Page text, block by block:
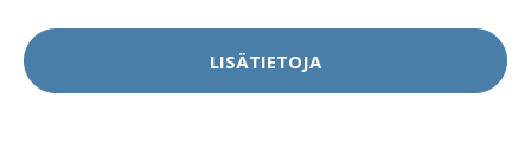
LISÄTIETOJA